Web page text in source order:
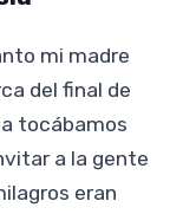
mi madre
del final de
tocábamos
a la gente
eran